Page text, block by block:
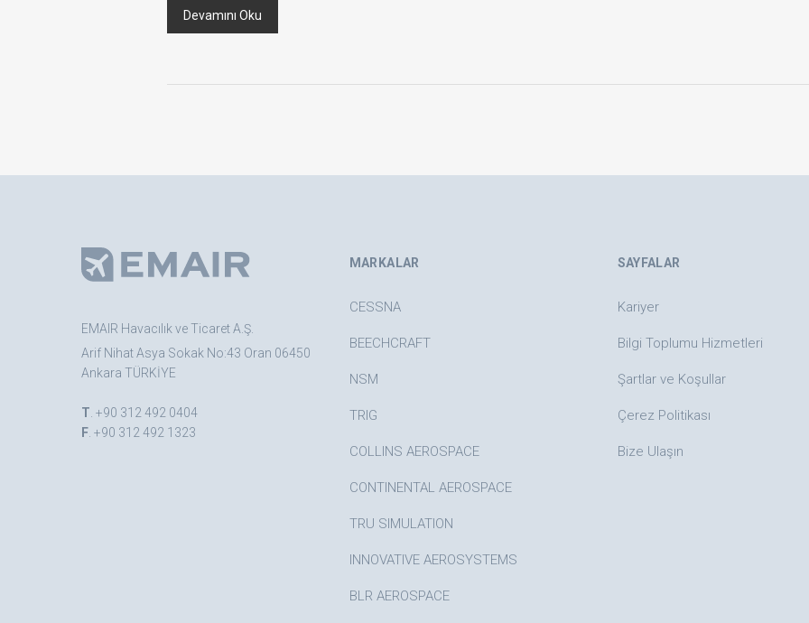
Devamını Oku
EMAIR Havacılık ve Ticaret A.Ş.
Arif Nihat Asya Sokak No:43 Oran 06450
Ankara TÜRKİYE
T +90 312 492 0404
F . +90 312 492 1323
MARKALAR
CESSNA
BEECHCRAFT
NSM
TRIG
COLLINS AEROSPACE
CONTINENTAL AEROSPACE
TRU SIMULATION
INNOVATIVE AEROSYSTEMS
BLR AEROSPACE
SAYFALAR
Kariyer
Bilgi Toplumu Hizmetleri
Şartlar ve Koşullar
Çerez Politikası
Bize Ulaşın